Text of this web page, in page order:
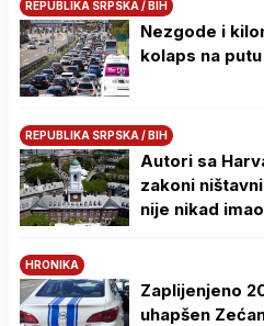
REPUBLIKA SRPSKA / BIH
Nezgode i
kolaps na
REPUBLIKA SRPSKA / BIH
Autori sa
zakoni
nije nikad
HRONIKA
Zaplijenjeno
uhapšen